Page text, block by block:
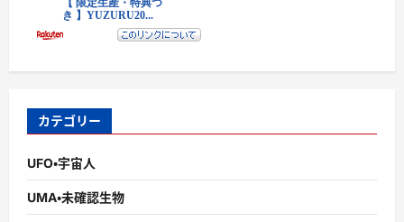
カテゴリー
UFO・宇宙人
UMA・未確認生物